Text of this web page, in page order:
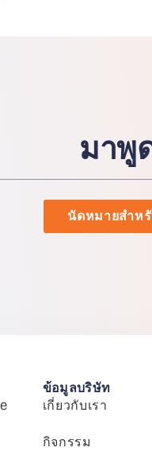
มาพู
นัดหมายสำห
ข้อมูลบริษัท
เกี่ยวกับเรา
กิจกรรม